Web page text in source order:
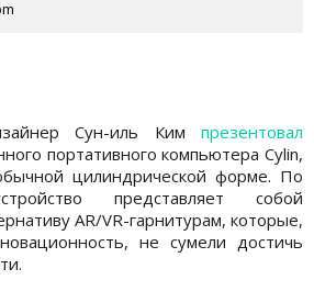
Сун-иль Ким презентовал
портативного компьютера Cylin,
цилиндрической форме. По
представляет собой
AR/VR-гарнитурам, которые,
не сумели достичь